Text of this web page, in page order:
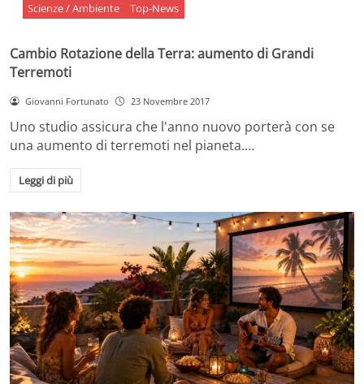
Scienze / Ambiente Top-News
Cambio Rotazione della Terra: aumento di Grandi
Terremoti
Giovanni Fortunato 23 Novembre 2017
Uno studio assicura che l'anno nuovo porterà con se
una aumento di terremoti nel pianeta.…
Leggi di più